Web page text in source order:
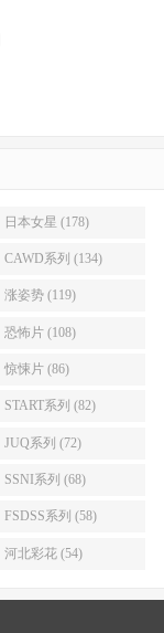
日本女星 (178)
CAWD系列 (134)
涨姿势 (119)
恐怖片 (108)
惊悚片 (86)
START系列 (82)
JUQ系列 (72)
SSNI系列 (68)
FSDSS系列 (58)
河北彩花 (54)